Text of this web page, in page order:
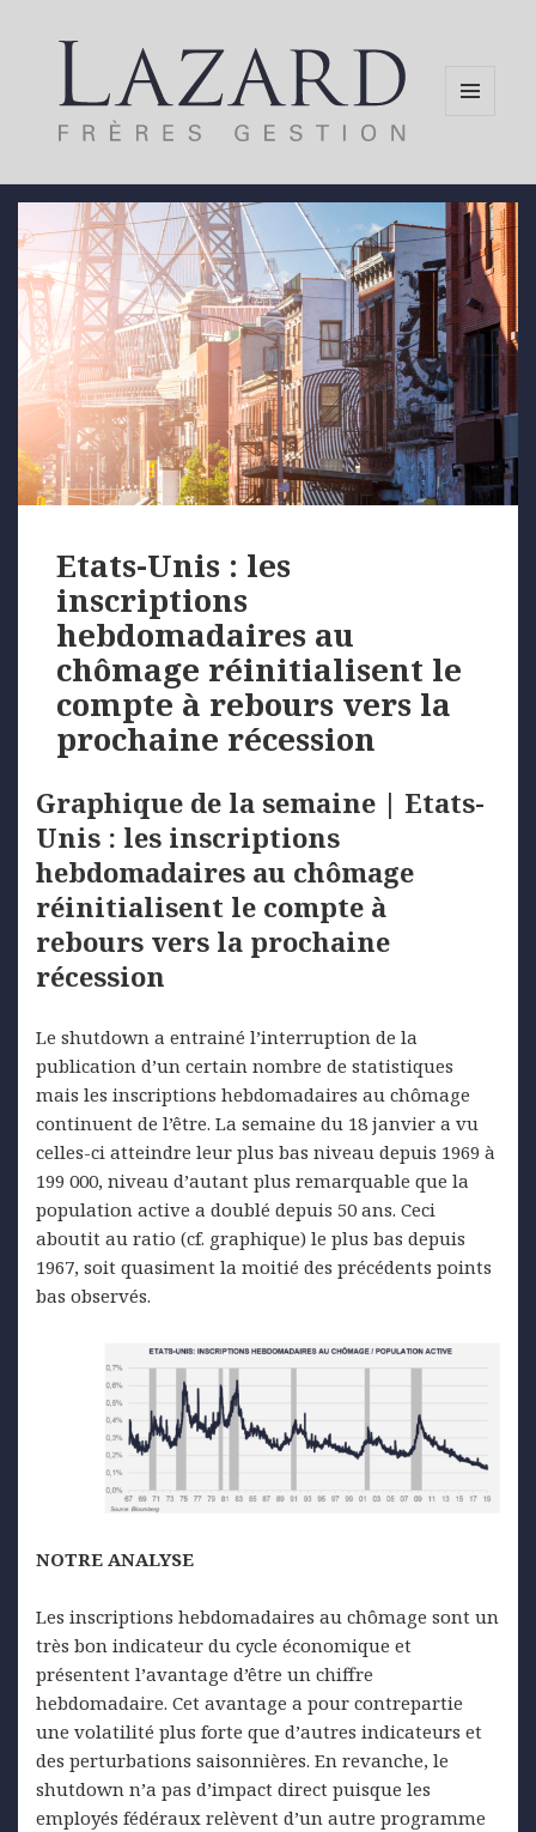
Etats-Unis : les
inscriptions
hebdomadaires au
chômage réinitialisent le
compte à rebours vers la
prochaine récession
Graphique de la semaine | Etats-
Unis : les inscriptions
hebdomadaires au chômage
réinitialisent le compte à
rebours vers la prochaine
récession
Le shutdown a entrainé l’interruption de la
publication d’un certain nombre de statistiques
mais les inscriptions hebdomadaires au chômage
continuent de l’être. La semaine du 18 janvier a vu
celles-ci atteindre leur plus bas niveau depuis 1969 à
199 000, niveau d’autant plus remarquable que la
population active a doublé depuis 50 ans. Ceci
aboutit au ratio (cf. graphique) le plus bas depuis
1967, soit quasiment la moitié des précédents points
bas observés.
NOTRE ANALYSE
Les inscriptions hebdomadaires au chômage sont un
très bon indicateur du cycle économique et
présentent l’avantage d’être un chiffre
hebdomadaire. Cet avantage a pour contrepartie
une volatilité plus forte que d’autres indicateurs et
des perturbations saisonnières. En revanche, le
shutdown n’a pas d’impact direct puisque les
employés fédéraux relèvent d’un autre programme